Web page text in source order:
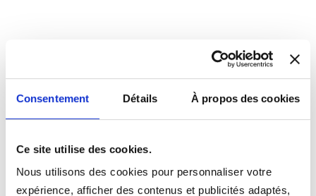
Consentement Détails À propos des cookies
Ce site utilise des cookies.
Nous utilisons des cookies pour personnaliser votre
expérience, afficher des contenus et publicités adaptés,